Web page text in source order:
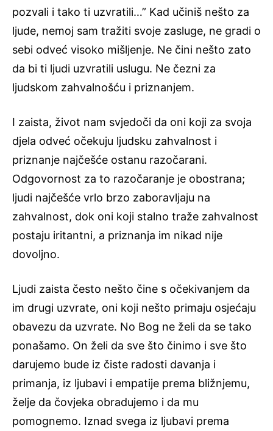
pozvali i tako ti uzvratili…” Kad učiniš nešto za
ljude, nemoj sam tražiti svoje zasluge, ne gradi o
sebi odveć visoko mišljenje. Ne čini nešto zato
da bi ti ljudi uzvratili uslugu. Ne čezni za
ljudskom zahvalnošću i priznanjem.
I zaista, život nam svjedoči da oni koji za svoja
djela odveć očekuju ljudsku zahvalnost i
priznanje najčešće ostanu razočarani.
Odgovornost za to razočaranje je obostrana;
ljudi najčešće vrlo brzo zaboravljaju na
zahvalnost, dok oni koji stalno traže zahvalnost
postaju iritantni, a priznanja im nikad nije
dovoljno.
Ljudi zaista često nešto čine s očekivanjem da
im drugi uzvrate, oni koji nešto primaju osjećaju
obavezu da uzvrate. No Bog ne želi da se tako
ponašamo. On želi da sve što činimo i sve što
darujemo bude iz čiste radosti davanja i
primanja, iz ljubavi i empatije prema bližnjemu,
želje da čovjeka obradujemo i da mu
pomognemo. Iznad svega iz ljubavi prema